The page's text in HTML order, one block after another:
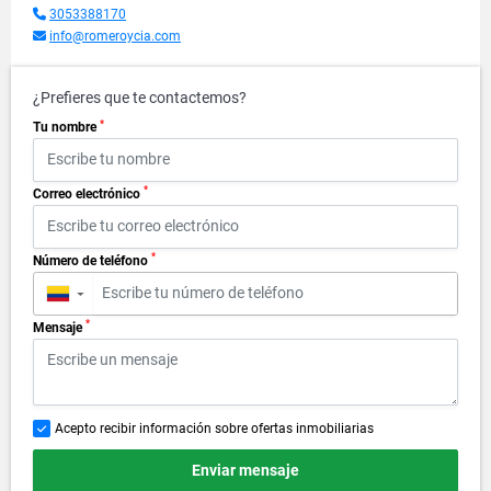
3053388170
info@romeroycia.com
¿Prefieres que te contactemos?
Tu nombre *
Correo electrónico *
Número de teléfono *
▼
Mensaje *
Acepto recibir información sobre ofertas inmobiliarias
Enviar mensaje